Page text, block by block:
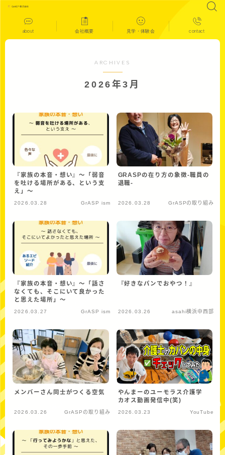
about 会社概要 見学・体験会 contact
ARCHIVES
2026年3月
『家族の本音・想い』〜「弱音
を吐ける場所がある、という支
え」～
2026.03.28 GrASP ism
GRASPの在り方の象徴-職員の
退職-
2026.03.28 GrASPの取り組み
『家族の本音・想い』〜「話さ
なくても、そこにいて良かった
と思えた場所」～
2026.03.27 GrASP ism
『好きなパンでおやつ！』
2026.03.26 asahi横浜中西部
メンバーさん同士がつくる空気
2026.03.26 GrASPの取り組み
やんまーのユーモラス介護学
カオス動画発信中(笑)
2026.03.23 YouTube